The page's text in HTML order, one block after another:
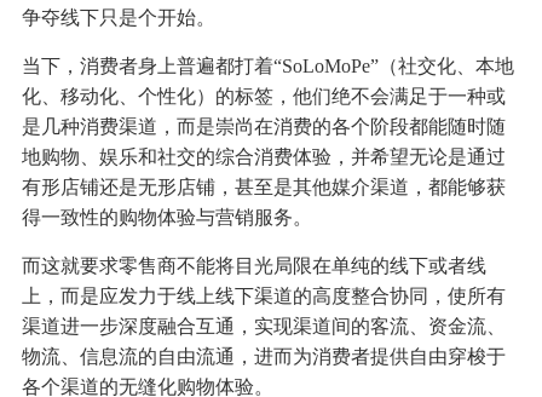
争夺线下只是个开始。
当下，消费者身上普遍都打着“SoLoMoPe”（社交化、本地
化、移动化、个性化）的标签，他们绝不会满足于一种或
是几种消费渠道，而是崇尚在消费的各个阶段都能随时随
地购物、娱乐和社交的综合消费体验，并希望无论是通过
有形店铺还是无形店铺，甚至是其他媒介渠道，都能够获
得一致性的购物体验与营销服务。
而这就要求零售商不能将目光局限在单纯的线下或者线
上，而是应发力于线上线下渠道的高度整合协同，使所有
渠道进一步深度融合互通，实现渠道间的客流、资金流、
物流、信息流的自由流通，进而为消费者提供自由穿梭于
各个渠道的无缝化购物体验。